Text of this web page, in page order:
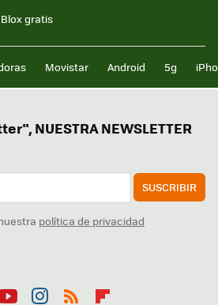
gratis
Movistar Android 5g
NUESTRA NEWSLETTER
SUSCRIBIR
política de privacidad